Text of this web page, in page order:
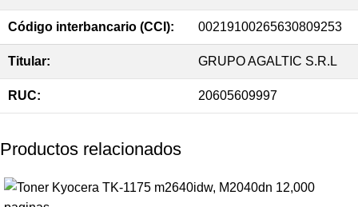
Código interbancario (CCI): 00219100265630809253
Titular: GRUPO AGALTIC S.R.L
RUC: 20605609997
Productos relacionados